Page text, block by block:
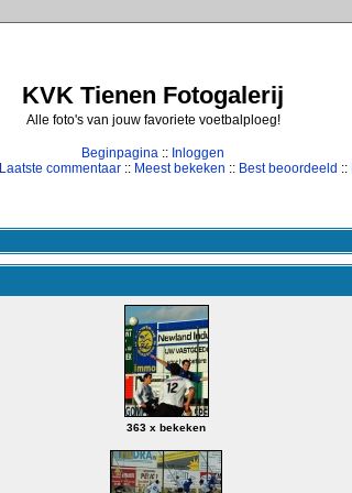
KVK Tienen Fotogalerij
Alle foto's van jouw favoriete voetbalploeg!
Beginpagina :: Inloggen
Laatste commentaar:: Meest bekeken :: Best beoordeeld ::
363 x bekeken